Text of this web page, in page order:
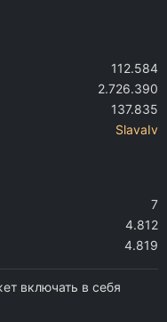
112.584
2.726.390
137.835
SlavaIv
7
4.812
4.819
включать в себя